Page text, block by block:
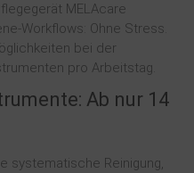
MELAcare
Workflows: Ohne Stress.
bei der
pro Arbeitstag.
Ab nur 14
systematische Reinigung,